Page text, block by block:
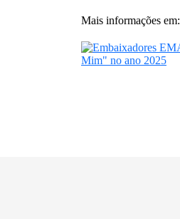
Mais informações em: